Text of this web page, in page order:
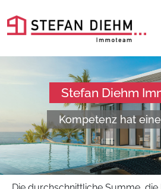
Stefan Diehm
Kompetenz hat